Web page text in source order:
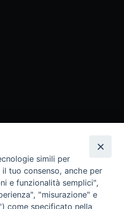
simili per
tuo consenso, anche per
e funzionalità semplici",
"misurazione" e
come specificato nella